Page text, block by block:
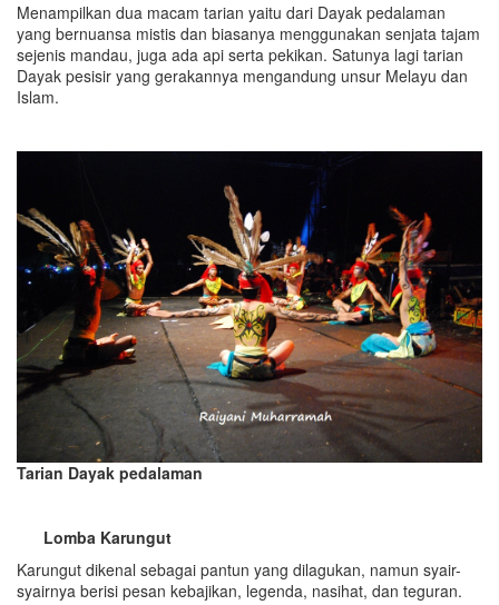
Menampilkan dua macam tarian yaitu dari Dayak pedalaman
yang bernuansa mistis dan biasanya menggunakan senjata tajam
sejenis mandau, juga ada api serta pekikan. Satunya lagi tarian
Dayak pesisir yang gerakannya mengandung unsur Melayu dan
Islam.
Tarian Dayak pedalaman
Lomba Karungut
Karungut dikenal sebagai pantun yang dilagukan, namun syair-
syairnya berisi pesan kebajikan, legenda, nasihat, dan teguran.